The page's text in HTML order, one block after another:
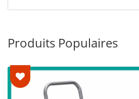
Produits Populaires